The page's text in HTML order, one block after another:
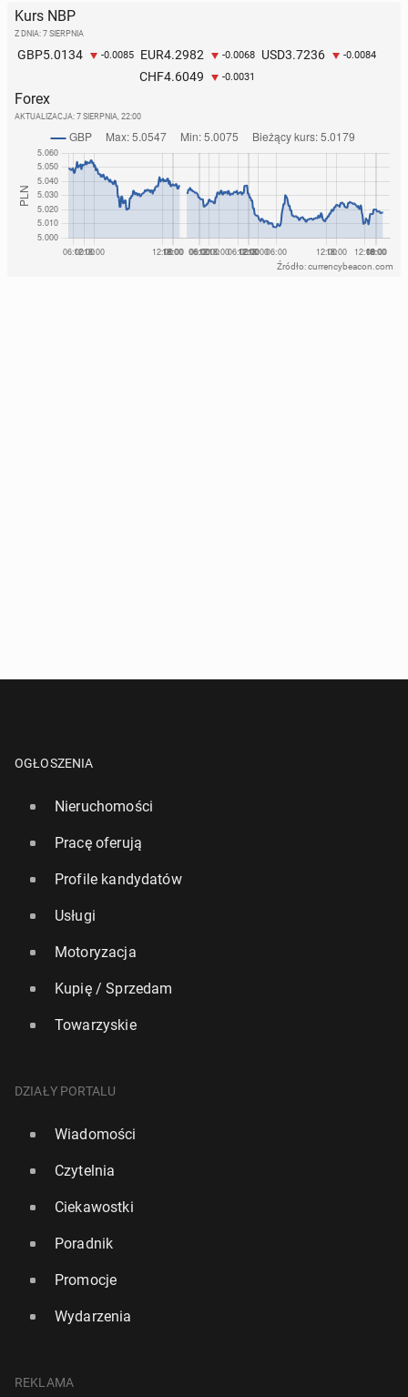
Kurs NBP
Z DNIA: 7 SIERPNIA
GBP5.0134 -0.0085 EUR4.2982 -0.0068 USD3.7236 -0.0084
CHF4.6049 -0.0031
Forex
AKTUALIZACJA: 7 SIERPNIA, 22:00
Źródło: currencybeacon.com
OGŁOSZENIA
Nieruchomości
Pracę oferują
Profile kandydatów
Usługi
Motoryzacja
Kupię / Sprzedam
Towarzyskie
DZIAŁY PORTALU
Wiadomości
Czytelnia
Ciekawostki
Poradnik
Promocje
Wydarzenia
REKLAMA